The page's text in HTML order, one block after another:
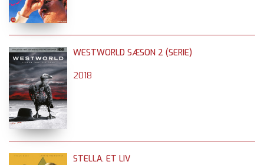
WESTWORLD SÆSON 2 (SERIE)
2018
STELLA. ET LIV